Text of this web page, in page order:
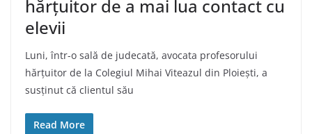
hărțuitor de a mai lua contact cu
elevii
Luni, într-o sală de judecată, avocata profesorului
hărțuitor de la Colegiul Mihai Viteazul din Ploiești, a
susținut că clientul său
Read More